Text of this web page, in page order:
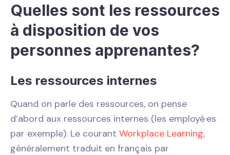
Quelles sont les ressources
à disposition de vos
personnes apprenantes?
Les ressources internes
Quand on parle des ressources, on pense
d’abord aux ressources internes (les employé·es
par exemple). Le courant Workplace Learning,
généralement traduit en français par